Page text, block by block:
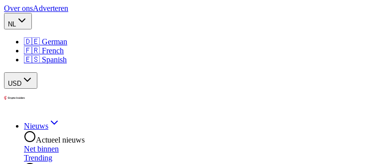
Over onsAdverteren
NL
🇩🇪 German
🇫🇷 French
🇪🇸 Spanish
USD
Nieuws
Actueel nieuws
Net binnen
Trending